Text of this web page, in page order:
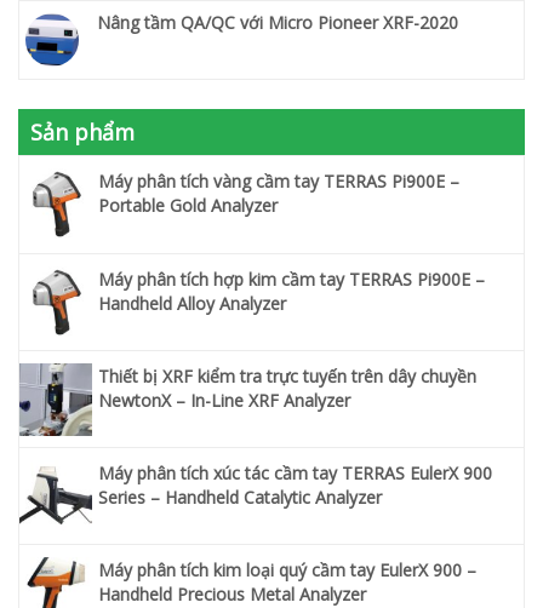
Nâng tầm QA/QC với Micro Pioneer XRF-2020
Sản phẩm
Máy phân tích vàng cầm tay TERRAS Pi900E –
Portable Gold Analyzer
Máy phân tích hợp kim cầm tay TERRAS Pi900E –
Handheld Alloy Analyzer
Thiết bị XRF kiểm tra trực tuyến trên dây chuyền
NewtonX – In-Line XRF Analyzer
Máy phân tích xúc tác cầm tay TERRAS EulerX 900
Series – Handheld Catalytic Analyzer
Máy phân tích kim loại quý cầm tay EulerX 900 –
Handheld Precious Metal Analyzer